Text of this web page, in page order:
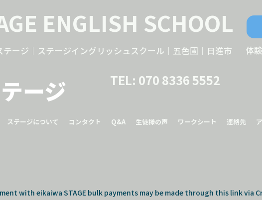
ENGLISH SCHOOL
テージ｜ステージイングリッシュスクール｜五色園｜日進市 体
TEL: 070 8336 5552
ージ
ステージについて コンタクト Q&A ​生徒様の声 ワークシート 連絡先
with eikaiwa STAGE bulk payments may be made through this link via